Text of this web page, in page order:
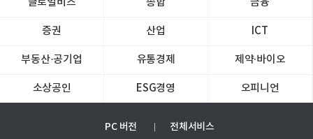
글로벌비즈 종합 금융
증권 산업 ICT
부동산·공기업 유통경제 제약∙바이오
소상공인 ESG경영 오피니언
PC 버전 전체서비스